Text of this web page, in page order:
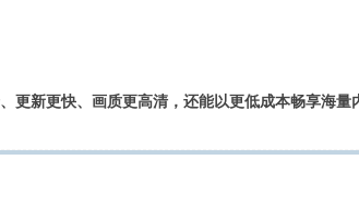
更新更快、画质更高清，还能以更低成本畅享海量